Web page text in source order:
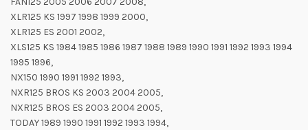
XLR125 KS 1997 1998 1999 2000,
XLR125 ES 2001 2002,
XLS125 KS 1984 1985 1986 1987 1988 1989 1990 1991 1992 1993 1994
1995 1996,
NX150 1990 1991 1992 1993,
NXR125 BROS KS 2003 2004 2005,
NXR125 BROS ES 2003 2004 2005,
TODAY 1989 1990 1991 1992 1993 1994,